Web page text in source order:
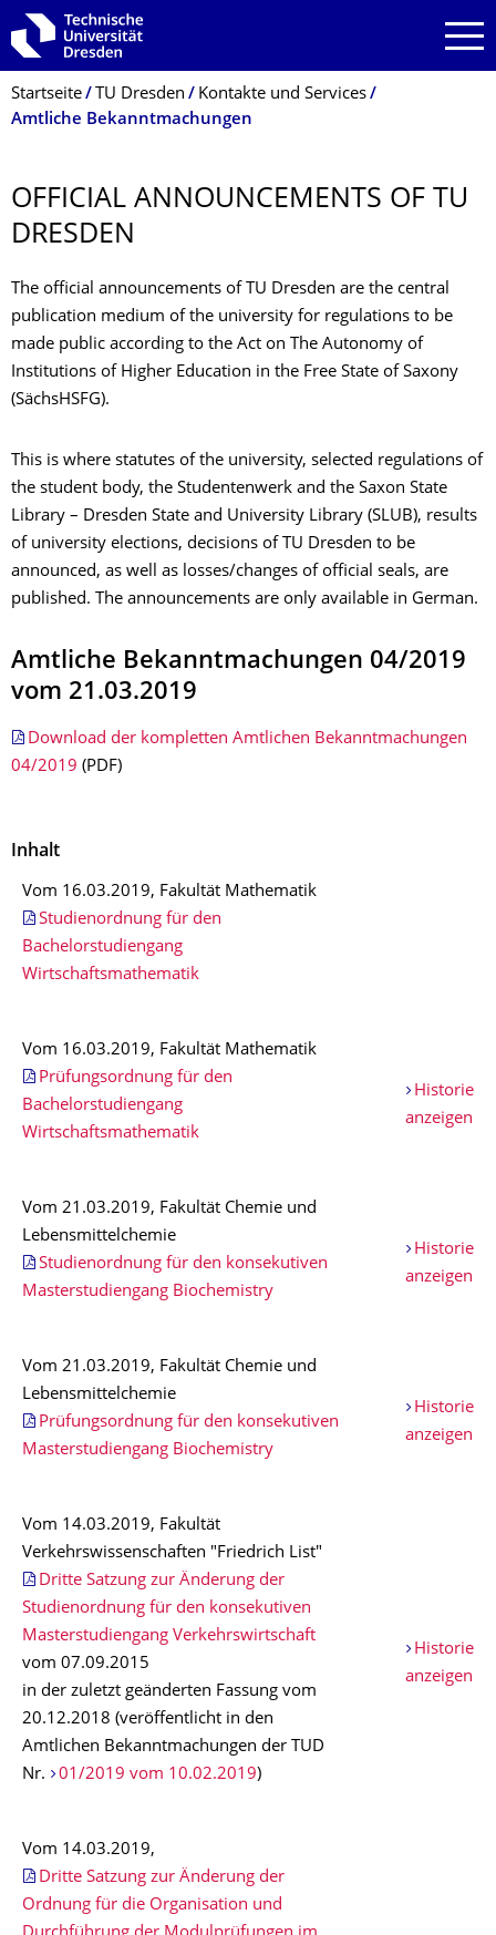
Zur Hauptnavigation springen
Zur Suche springen
Zum Inhalt springen
Breadcrumb-Menü
Startseite TU Dresden
Kontakte und Services
Amtliche Bekanntmachungen
OFFICIAL ANNOUNCEMENTS OF TU
DRESDEN
The official announcements of TU Dresden are the central
publication medium of the university for regulations to be
made public according to the Act on The Autonomy of
Institutions of Higher Education in the Free State of Saxony
(SächsHSFG).
This is where statutes of the university, selected regulations of
the student body, the Studentenwerk and the Saxon State
Library – Dresden State and University Library (SLUB), results
of university elections, decisions of TU Dresden to be
announced, as well as losses/changes of official seals, are
published. The announcements are only available in German.
Amtliche Bekanntmachungen 04/2019
vom 21.03.2019
Download der kompletten Amtlichen Bekanntmachungen
04/2019 (PDF)
Inhalt
Vom 16.03.2019, Fakultät Mathematik
Studienordnung für den
Bachelorstudiengang
Wirtschaftsmathematik
Vom 16.03.2019, Fakultät Mathematik
Prüfungsordnung für den
Bachelorstudiengang
Wirtschaftsmathematik
Historie
anzeigen
Vom 21.03.2019, Fakultät Chemie und
Lebensmittelchemie
Studienordnung für den konsekutiven
Masterstudiengang Biochemistry
Historie
anzeigen
Vom 21.03.2019, Fakultät Chemie und
Lebensmittelchemie
Prüfungsordnung für den konsekutiven
Masterstudiengang Biochemistry
Historie
anzeigen
Vom 14.03.2019, Fakultät
Verkehrswissenschaften "Friedrich List"
Dritte Satzung zur Änderung der
Studienordnung für den konsekutiven
Masterstudiengang Verkehrswirtschaft
vom 07.09.2015
in der zuletzt geänderten Fassung vom
20.12.2018 (veröffentlicht in den
Amtlichen Bekanntmachungen der TUD
Nr.
01/2019 vom 10.02.2019)
Historie
anzeigen
Vom 14.03.2019,
Dritte Satzung zur Änderung der
Ordnung für die Organisation und